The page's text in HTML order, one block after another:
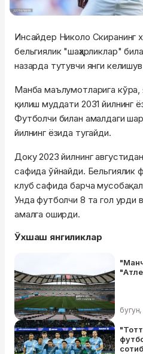
Инсайдер Николо Скиранинг
бельгиялик "шаҳарликлар"
назарда тутувчи янги
Манба маълумотларига кўра,
қилиш муддати 2031 йилнинг
Футболчи билан амалдаги
йилнинг ёзида тугайди.
Доку 2023 йилнинг
сафида ўйнайди. Бельгиялик
клуб сафида барча
Унда футболчи 8 та гол урди
амалга оширди.
Ўхшаш янгиликлар
бугун,